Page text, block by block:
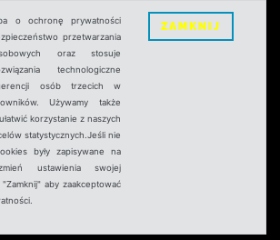
o ochronę prywatności
przetwarzania
oraz stosuje
technologiczne
osób trzecich w
Używamy także
korzystanie z naszych
statystycznych.Jeśli nie
były zapisywane na
ustawienia swojej
aby zaakceptować
ZAMKNIJ